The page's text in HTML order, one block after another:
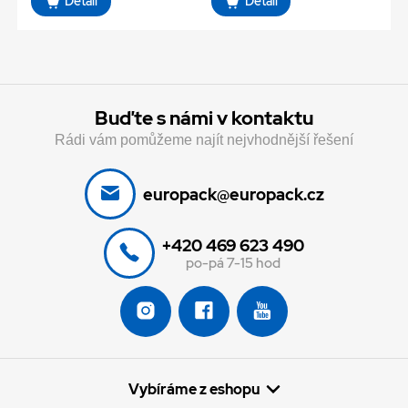
Buďte s námi v kontaktu
Rádi vám pomůžeme najít nejvhodnější řešení
europack@europack.cz
+420 469 623 490
po-pá 7-15 hod
Vybíráme z eshopu